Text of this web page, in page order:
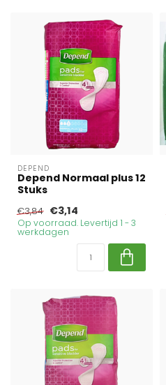
DEPEND
Depend Normaal plus 12
Stuks
€3,84 €3,14
Op voorraad. Levertijd 1 - 3
werkdagen